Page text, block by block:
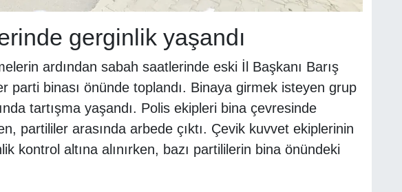
gerginlik yaşandı
ardından sabah saatlerinde eski İl Başkanı Barış
parti binası önünde toplandı. Binaya girmek isteyen grup
tartışma yaşandı. Polis ekipleri bina çevresinde
partililer arasında arbede çıktı. Çevik kuvvet ekiplerinin
kontrol altına alınırken, bazı partililerin bina önündeki